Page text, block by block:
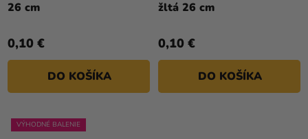
26 cm
5
hviezdičiek.
0,10 €
DO KOŠÍKA
žltá 26 cm
0,10 €
DO KOŠÍKA
VÝHODNÉ BALENIE